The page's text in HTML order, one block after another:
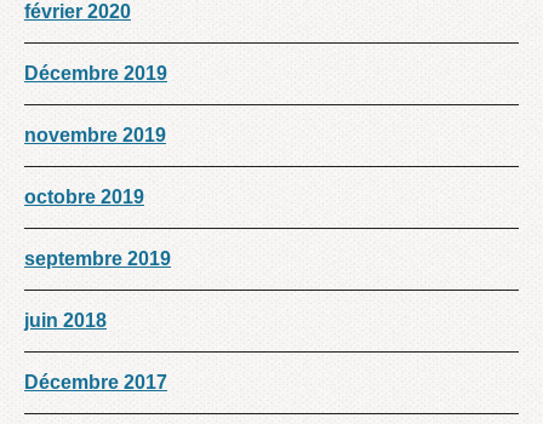
février 2020
Décembre 2019
novembre 2019
octobre 2019
septembre 2019
juin 2018
Décembre 2017